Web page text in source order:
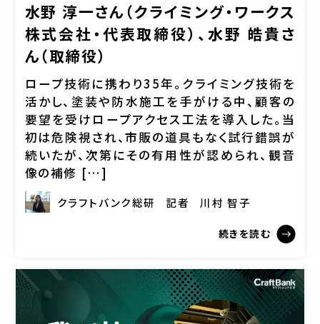
水野 淳一さん（クライミング・ワークス
株式会社・代表取締役）、水野 皓貴さ
ん（取締役）
ロープ技術に携わり35年。クライミング技術を
活かし、塗装や防水施工を手がける中、顧客の
要望を受けロープアクセス工法を導入した。当
初は危険視され、市販の道具もなく試行錯誤が
続いたが、次第にその有用性が認められ、観音
像の補修 […]
クラフトバンク総研 記者 川村 智子
続きを読む